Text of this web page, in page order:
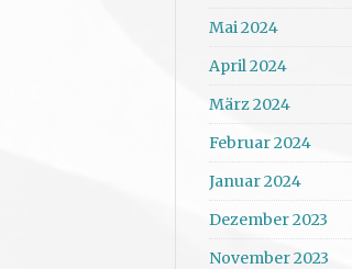
Mai 2024
April 2024
März 2024
Februar 2024
Januar 2024
Dezember 2023
November 2023